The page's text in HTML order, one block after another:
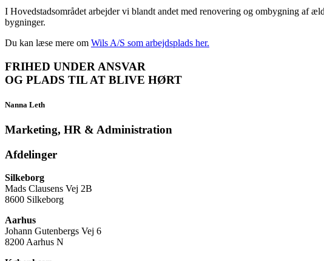
I Hovedstadsområdet arbejder vi blandt andet med renovering og ombygning af
bygninger.
Du kan læse mere om Wils A/S som arbejdsplads her.
FRIHED UNDER ANSVAR
OG PLADS TIL AT BLIVE HØRT
Nanna Leth
Marketing, HR & Administration
Afdelinger
Silkeborg
Mads Clausens Vej 2B
8600 Silkeborg
Aarhus
Johann Gutenbergs Vej 6
8200 Aarhus N